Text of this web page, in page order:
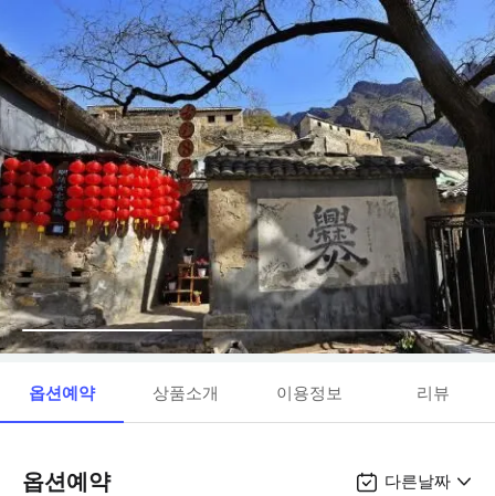
옵션예약 상품소개 이용정보 리뷰
옵션예약 다른날짜